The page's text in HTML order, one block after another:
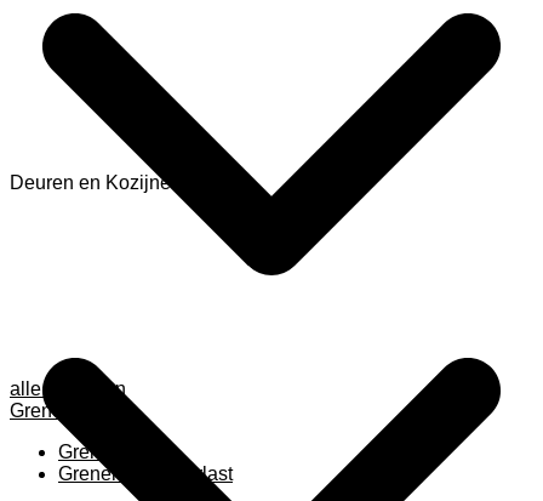
alle anzeigen
Grenen
Grenen B ruw
Grenen gevingerlast
Deuren en Kozijnen